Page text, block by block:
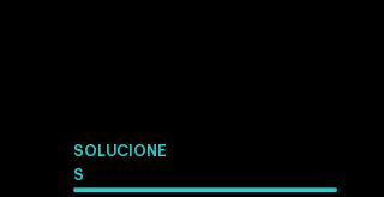
SOLUCIONE
S